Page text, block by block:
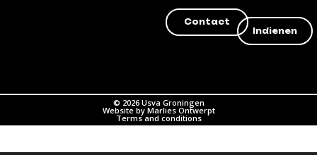
Contact
© 2026 Usva Groningen
Website by Marlies Ontwerpt
Terms and conditions